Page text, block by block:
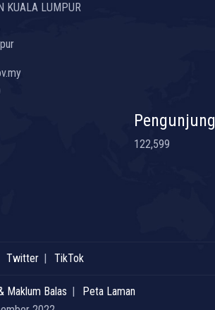
KUALA LUMPUR
Pengunjung
122,599
Twitter TikTok
Maklum Balas
Peta Laman